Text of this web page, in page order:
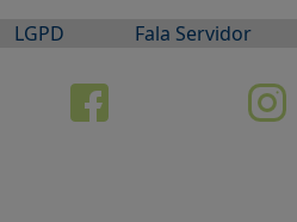
LGPD
Fala Servidor